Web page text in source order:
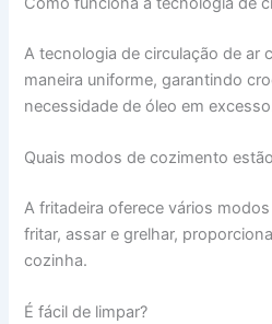
A tecnologia de circulação de ar
maneira uniforme, garantindo
necessidade de óleo em
Quais modos de cozimento
A fritadeira oferece vários
fritar, assar e grelhar,
cozinha.
É fácil de limpar?